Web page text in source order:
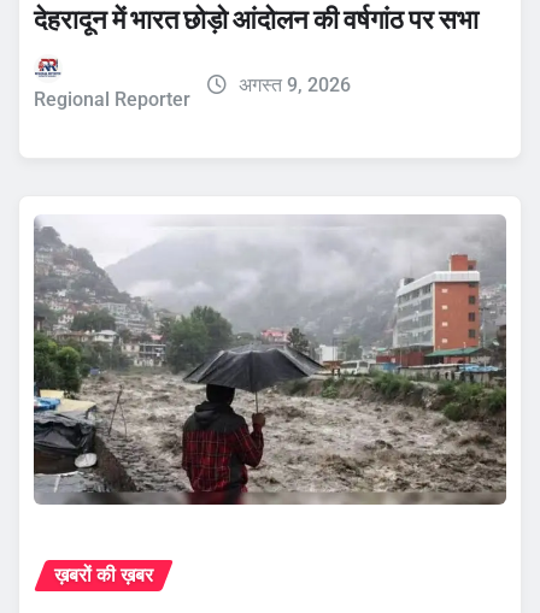
देहरादून में भारत छोड़ो आंदोलन की वर्षगांठ पर सभा
Regional Reporter
अगस्त 9, 2026
ख़बरों की ख़बर